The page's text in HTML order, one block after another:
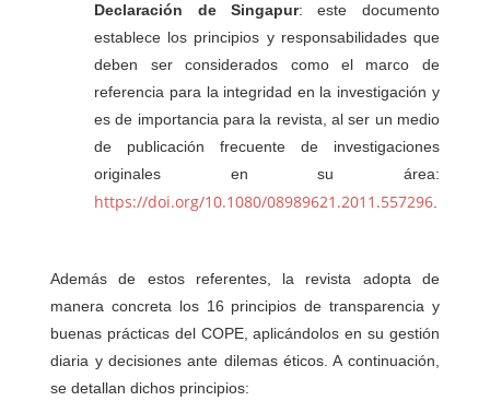
Declaración de Singapur: este documento
establece los principios y responsabilidades que
deben ser considerados como el marco de
referencia para la integridad en la investigación y
es de importancia para la revista, al ser un medio
de publicación frecuente de investigaciones
originales en su área:
https://doi.org/10.1080/08989621.2011.557296
Además de estos referentes, la revista adopta de
manera concreta los 16 principios de transparencia y
buenas prácticas del COPE, aplicándolos en su gestión
diaria y decisiones ante dilemas éticos. A continuación,
se detallan dichos principios: